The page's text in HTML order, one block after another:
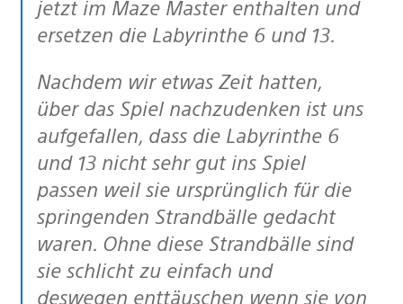
jetzt im Maze Master enthalten und
ersetzen die Labyrinthe 6 und 13.
Nachdem wir etwas Zeit hatten,
über das Spiel nachzudenken ist uns
aufgefallen, dass die Labyrinthe 6
und 13 nicht sehr gut ins Spiel
passen weil sie ursprünglich für die
springenden Strandbälle gedacht
waren. Ohne diese Strandbälle sind
sie schlicht zu einfach und
deswegen enttäuschen wenn sie von